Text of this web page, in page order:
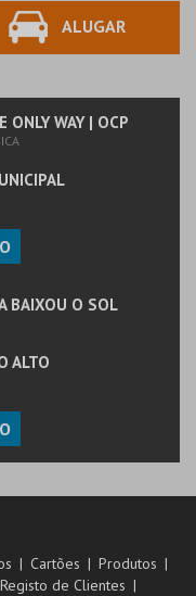
ALUGAR
ONLY WAY | OCP
BAIXOU O SOL
ALTO
Cartões
Produtos
de Clientes